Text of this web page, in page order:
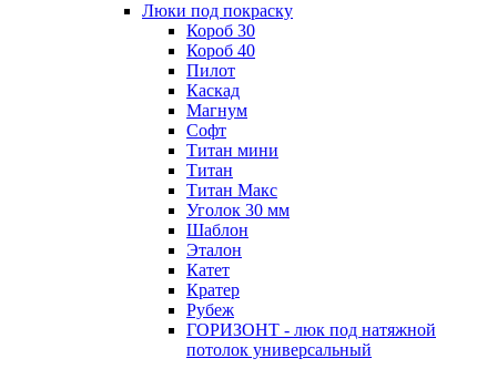
Люки под покраску
Короб 30
Короб 40
Пилот
Каскад
Магнум
Софт
Титан мини
Титан
Титан Макс
Уголок 30 мм
Шаблон
Эталон
Катет
Кратер
Рубеж
ГОРИЗОНТ - люк под натяжной
потолок универсальный